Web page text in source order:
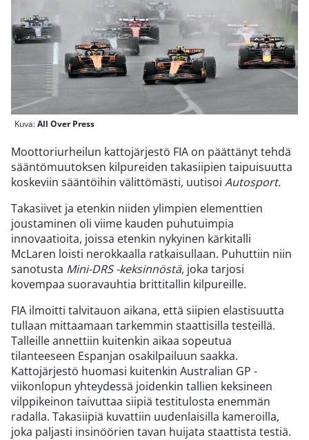
Kuva:All Over Press
Moottoriurheilun kattojärjestö FIA on päättänyt tehdä
sääntömuutoksen kilpureiden takasiipien taipuisuutta
koskeviin sääntöihin välittömästi, uutisoi Autosport.
Takasiivet ja etenkin niiden ylimpien elementtien
joustaminen oli viime kauden puhutuimpia
innovaatioita, joissa etenkin nykyinen kärkitalli
McLaren loisti nerokkaalla ratkaisullaan. Puhuttiin niin
sanotusta Mini-DRS -keksinnöstä, joka tarjosi
kovempaa suoravauhtia brittitallin kilpureille.
FIA ilmoitti talvitauon aikana, että siipien elastisuutta
tullaan mittaamaan tarkemmin staattisilla testeillä.
Talleille annettiin kuitenkin aikaa sopeutua
tilanteeseen Espanjan osakilpailuun saakka.
Kattojärjestö huomasi kuitenkin Australian GP -
viikonlopun yhteydessä joidenkin tallien keksineen
vilppikeinon taivuttaa siipiä testitulosta enemmän
radalla. Takasiipiä kuvattiin uudenlaisilla kameroilla,
joka paljasti insinöörien tavan huijata staattista testiä.